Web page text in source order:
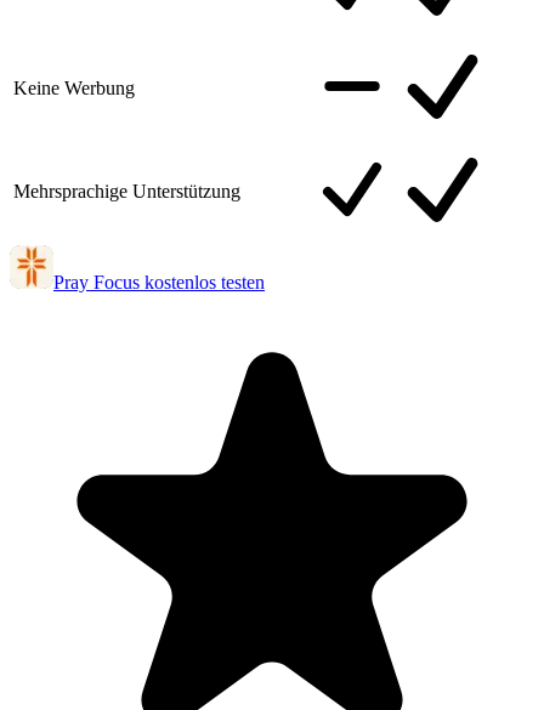
Keine Werbung
Mehrsprachige Unterstützung
Pray Focus kostenlos testen